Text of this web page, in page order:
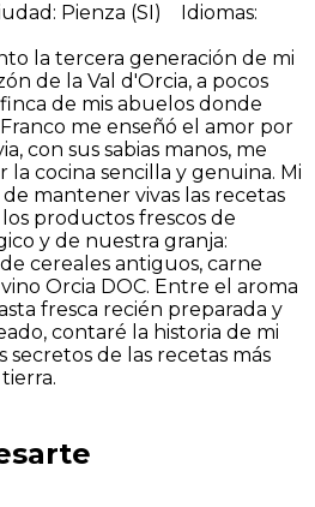
: Pienza (SI) Idiomas:
la tercera generación de mi
de la Val d'Orcia, a pocos
de mis abuelos donde
me enseñó el amor por
con sus sabias manos, me
la cocina sencilla y genuina. Mi
mantener vivas las recetas
productos frescos de
y de nuestra granja:
cereales antiguos, carne
Orcia DOC. Entre el aroma
fresca recién preparada y
contaré la historia de mi
de las recetas más